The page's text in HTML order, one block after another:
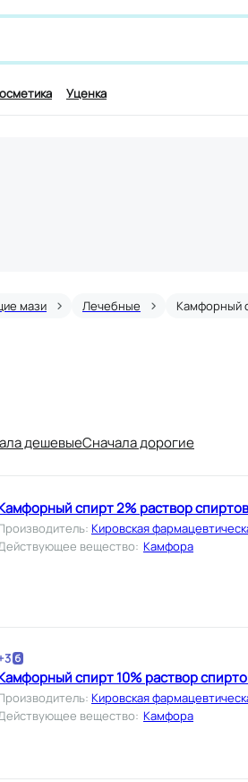
симптомам, например,для работы
Уценка
мази Лечебные Камфорный
дешевыеCначала дорогие
спирт 2% раствор
: Кировская
вещество: Камфора
3
спирт 10% раствор
: Кировская
вещество: Камфора